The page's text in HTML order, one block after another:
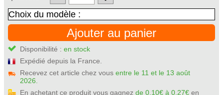
Ajouter au panier
Disponibilité : en stock
Expédié depuis la France.
Recevez cet article chez vous entre le 11 et le 13 août
2026.
En achetant ce produit vous gagnez de 0.10€ à 0.27€ en